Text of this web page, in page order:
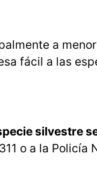
a
fácil a las
silvestre
o a la Policía